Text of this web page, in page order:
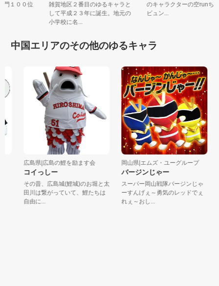
門１００位
雑賀地区２番目のゆるキャラと
して平成２３年に誕生。地元の
小学校に名...
のキャラクターの空runち
ビュン...
中国エリアのその他のゆるキャラ
広島県|広島の鯉を励ます会
コイっしー
その昔、広島城(鯉城)のお堀と太
田川は繋がっていて、鯉たちは
自由に...
岡山県|エムズ・ユーグループ
バージンじゃー
スーパー岡山戦隊バージンじゃ
ーすんげぇ～勇気のレッドでぇ
れぇ～おし...